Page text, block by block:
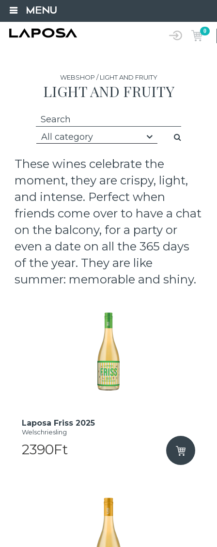
MENU
0
WEBSHOP / LIGHT AND FRUITY
LIGHT AND FRUITY
All category
These wines celebrate the
moment, they are crispy, light,
and intense. Perfect when
friends come over to have a chat
on the balcony, for a party or
even a date on all the 365 days
of the year. They are like
summer: memorable and shiny.
Laposa Friss 2025
Welschriesling
2390Ft